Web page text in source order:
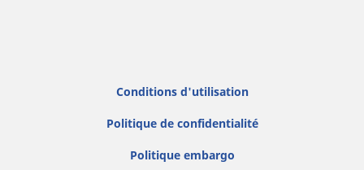
Conditions d'utilisation
Politique de confidentialité
Politique embargo